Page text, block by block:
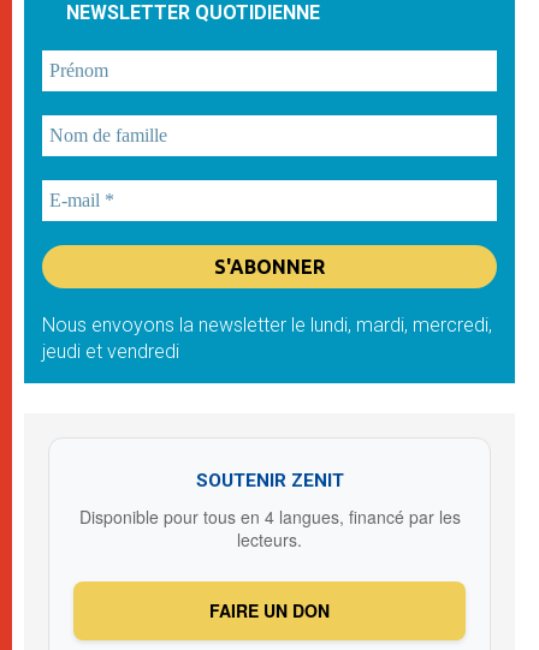
NEWSLETTER QUOTIDIENNE
Nous envoyons la newsletter le lundi, mardi, mercredi,
jeudi et vendredi
SOUTENIR ZENIT
Disponible pour tous en 4 langues, financé par les
lecteurs.
FAIRE UN DON